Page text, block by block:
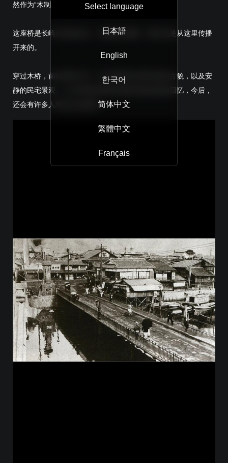
然作为“木制桥”保留于小仓。
这座桥是长崎公路的起点，也被称为糖道，糖文化是从这里传播
开来的。
穿过木桥，前往室町方向，可以感受到长崎街道的古貌，以及安
静的民宅景观。心中怀着对西博尔德和伊能忠敬的回忆，今后，
还会有许多人将走过这座桥。
Select language
日本語
English
한국어
简体中文
繁體中文
Français